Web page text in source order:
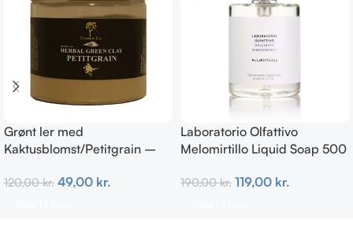
Grønt ler med
Kaktusblomst/Petitgrain –
120,00kr. 49,00 kr.
Laboratorio Olfattivo
Melomirtillo Liquid Soap 500
190,00kr. 119,00 kr.